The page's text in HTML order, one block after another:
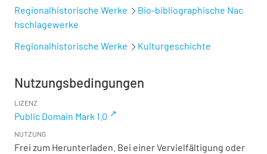
Regionalhistorische Werke
Bio-bibliographische Nac
hschlagewerke
Regionalhistorische Werke
Kulturgeschichte
Nutzungsbedingungen
LIZENZ
Public Domain Mark 1.0
NUTZUNG
Frei zum Herunterladen. Bei einer Vervielfältigung oder